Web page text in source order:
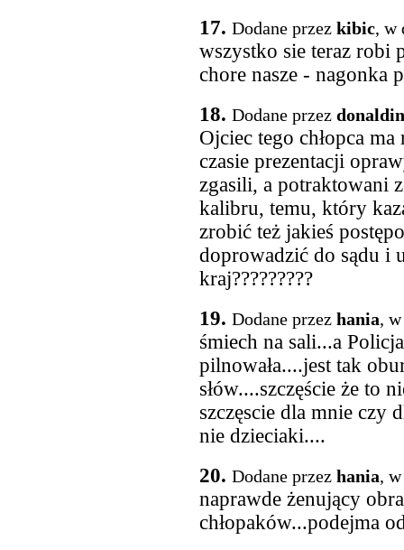
17. Dodane przez kibic, w
wszystko sie teraz robi
chore nasze - nagonka
18. Dodane przez
Ojciec tego chłopca
czasie prezentacji
zgasili, a potraktowani
kalibru, temu, który
zrobić też jakieś
doprowadzić do sądu i
kraj?????????
19. Dodane przez hania,
śmiech na sali...a
pilnowała....jest tak
słów....szczęście że to
szczęscie dla mnie czy
nie dzieciaki....
20. Dodane przez hania,
naprawde żenujący
chłopaków...podejma